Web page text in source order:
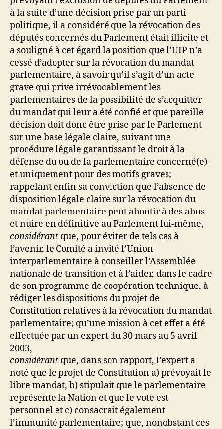
à la suite d’une décision prise par un parti
politique, il a considéré que la révocation des
députés concernés du Parlement était illicite et
a souligné à cet égard la position que l’UIP n’a
cessé d’adopter sur la révocation du mandat
parlementaire, à savoir qu’il s’agit d’un acte
grave qui prive irrévocablement les
parlementaires de la possibilité de s’acquitter
du mandat qui leur a été confié et que pareille
décision doit donc être prise par le Parlement
sur une base légale claire, suivant une
procédure légale garantissant le droit à la
défense du ou de la parlementaire concerné(e)
et uniquement pour des motifs graves;
rappelant enfin sa conviction que l’absence de
disposition légale claire sur la révocation du
mandat parlementaire peut aboutir à des abus
et nuire en définitive au Parlement lui-même,
considérant que, pour éviter de tels cas à
l’avenir, le Comité a invité l’Union
interparlementaire à conseiller l’Assemblée
nationale de transition et à l’aider, dans le cadre
de son programme de coopération technique, à
rédiger les dispositions du projet de
Constitution relatives à la révocation du mandat
parlementaire; qu’une mission à cet effet a été
effectuée par un expert du 30 mars au 5 avril
2003,
considérant que, dans son rapport, l’expert a
noté que le projet de Constitution a) prévoyait le
libre mandat, b) stipulait que le parlementaire
représente la Nation et que le vote est
personnel et c) consacrait également
l’immunité parlementaire; que, nonobstant ces